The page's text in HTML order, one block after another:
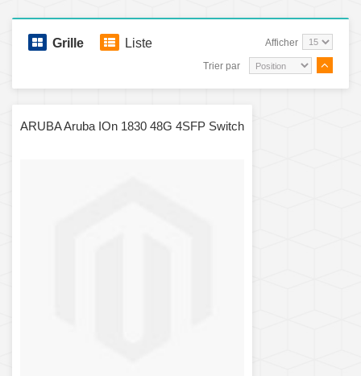
Grille Liste Afficher
Trier par
ARUBA Aruba IOn 1830 48G 4SFP Switch